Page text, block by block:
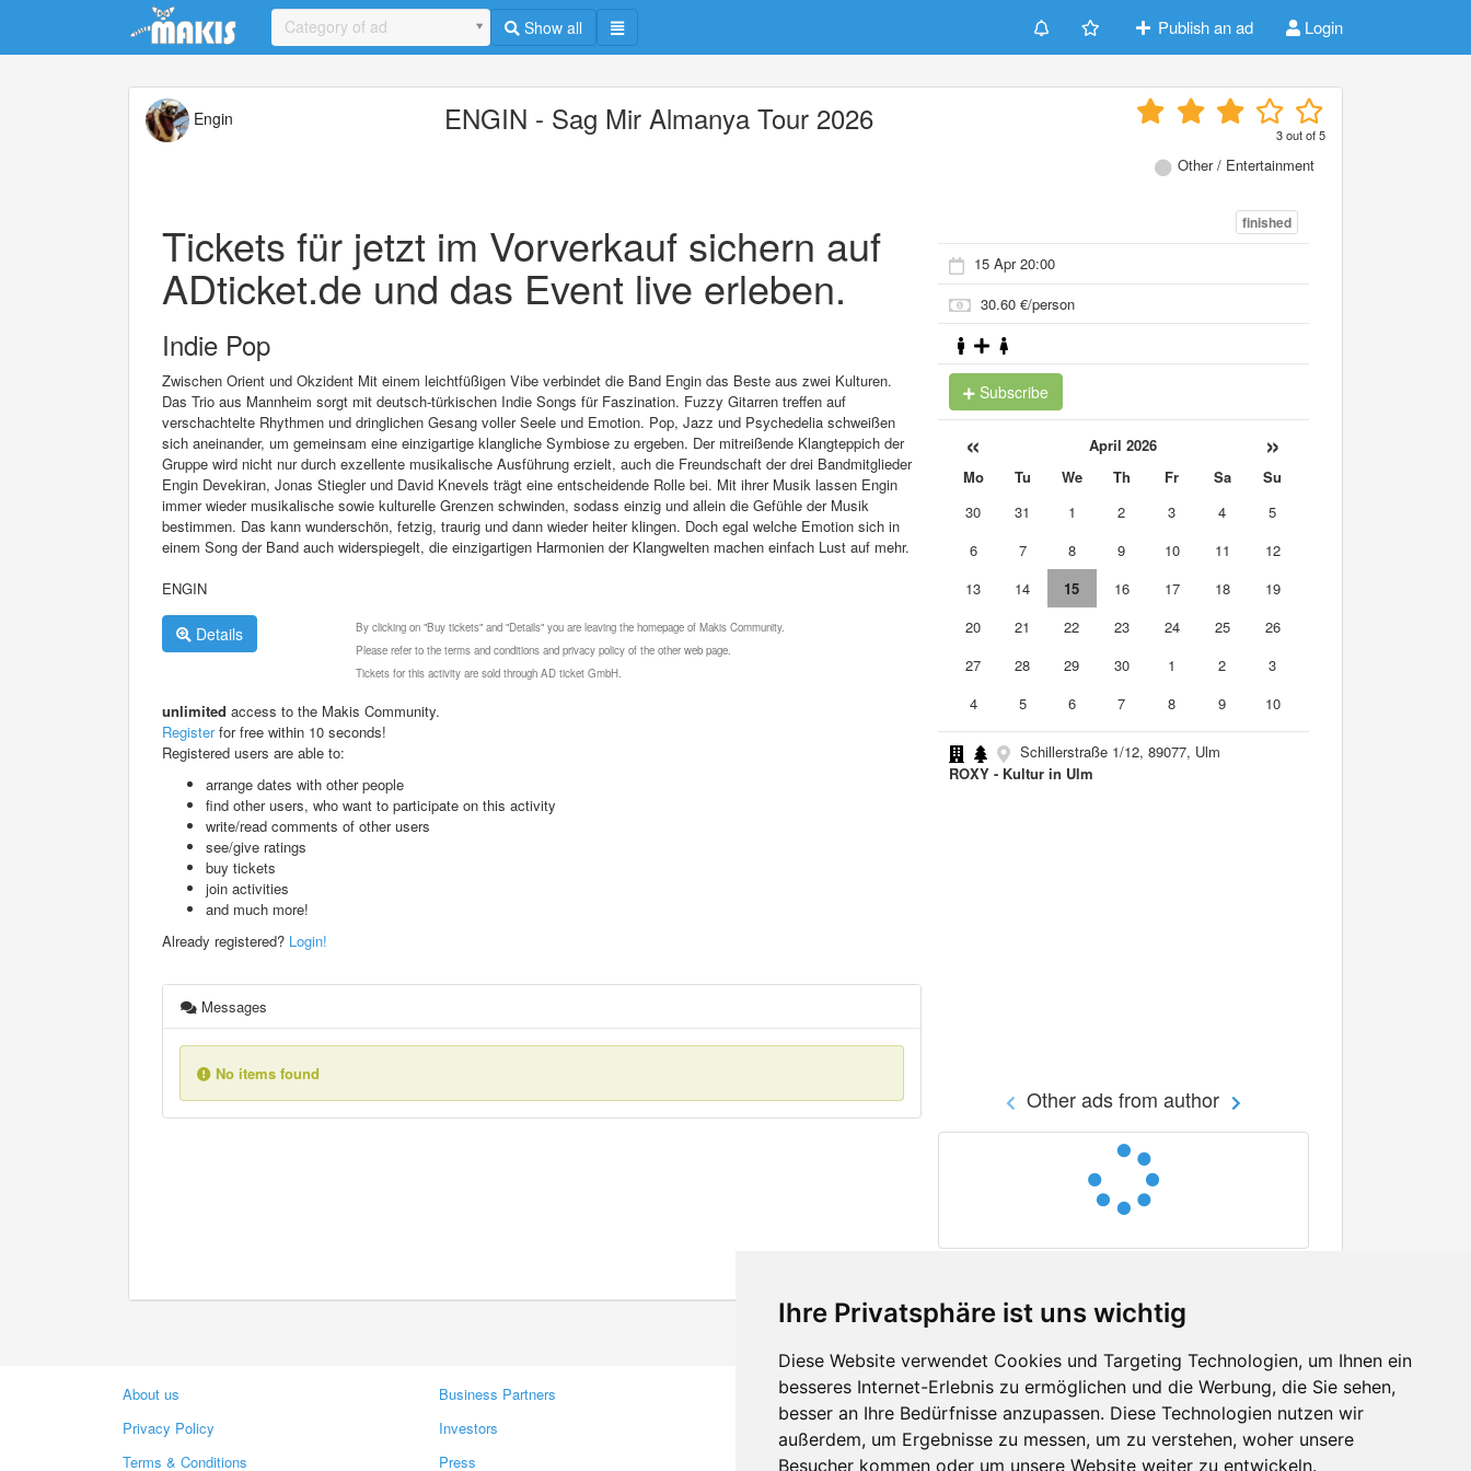
Ihre Privatsphäre ist uns wichtig
Diese Website verwendet Cookies und Targeting Technologien, um Ihnen ein
besseres Internet-Erlebnis zu ermöglichen und die Werbung, die Sie sehen,
besser an Ihre Bedürfnisse anzupassen. Diese Technologien nutzen wir
außerdem, um Ergebnisse zu messen, um zu verstehen, woher unsere
Besucher kommen oder um unsere Website weiter zu entwickeln.
Update cookies preferences
Category of ad Show all Publish an ad Login
Engin ENGIN - Sag Mir Almanya Tour 2026 3out of5
Other / Entertainment
Tickets für jetzt im Vorverkauf sichern auf
ADticket.de und das Event live erleben.
Indie Pop
Zwischen Orient und Okzident Mit einem leichtfüßigen Vibe verbindet die Band Engin das Beste aus zwei Kulturen.
Das Trio aus Mannheim sorgt mit deutsch-türkischen Indie Songs für Faszination. Fuzzy Gitarren treffen auf
verschachtelte Rhythmen und dringlichen Gesang voller Seele und Emotion. Pop, Jazz und Psychedelia schweißen
sich aneinander, um gemeinsam eine einzigartige klangliche Symbiose zu ergeben. Der mitreißende Klangteppich der
Gruppe wird nicht nur durch exzellente musikalische Ausführung erzielt, auch die Freundschaft der drei Bandmitglieder
Engin Devekiran, Jonas Stiegler und David Knevels trägt eine entscheidende Rolle bei. Mit ihrer Musik lassen Engin
immer wieder musikalische sowie kulturelle Grenzen schwinden, sodass einzig und allein die Gefühle der Musik
bestimmen. Das kann wunderschön, fetzig, traurig und dann wieder heiter klingen. Doch egal welche Emotion sich in
einem Song der Band auch widerspiegelt, die einzigartigen Harmonien der Klangwelten machen einfach Lust auf mehr.
ENGIN
Details
By clicking on "Buy tickets" and "Details" you are leaving the homepage of Makis Community.
Please refer to the terms and conditions and privacy policy of the other web page.
Tickets for this activity are sold through AD ticket GmbH.
unlimited access to the Makis Community.
Registerfor free within 10 seconds!
Registered users are able to:
arrange dates with other people
find other users, who want to participate on this activity
write/read comments of other users
see/give ratings
buy tickets
join activities
and much more!
Already registered? Login!
Messages
No items found
finished
15 Apr 20:00
30.60 €/person
Subscribe
« April 2026 »
Mo Tu We Th Fr Sa
Su
30
31 1 2 3 4
5
6
7 8 9 10 11
12
13
14 15 16 17 18
19
20
21 22 23 24 25
26
27
28 29 30 1 2
3
4
5 6 7 8 9 10
Schillerstraße 1/12, 89077, Ulm
ROXY - Kultur in Ulm
Other ads from author
About us
Privacy Policy
Terms & Conditions
Business Partners
Investors
Press
Contacts
Feedback
Report A Bug
Facebook
Twitter
YouTube